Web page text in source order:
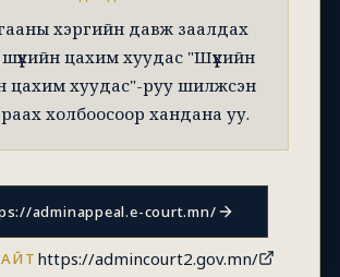
хэргийн давж заалдах
цахим хуудас "Шүүхийн
цахим хуудас"-руу шилжсэн
холбоосоор хандана уу.
adminappeal.e-court.mn/
https://admincourt2.gov.mn/